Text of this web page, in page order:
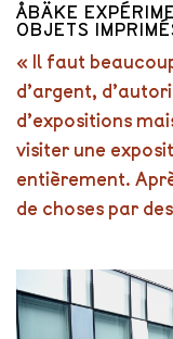
ÅBÄKE
OBJETS
« Il faut
d’argent,
d’expositions
visiter une
entièrement.
de choses par